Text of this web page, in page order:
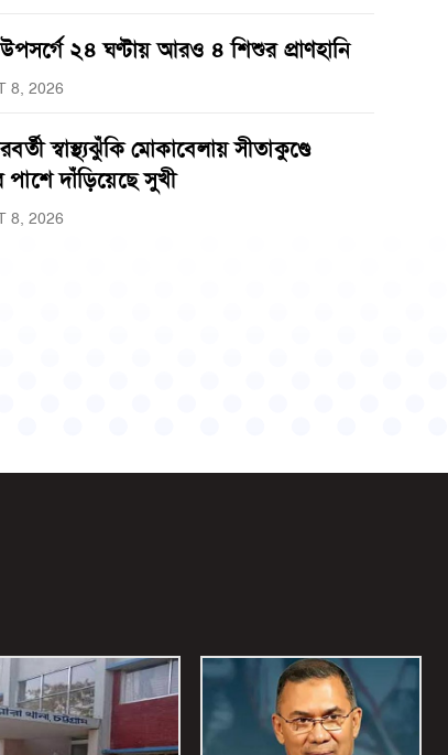
২৪ ঘণ্টায় আরও ৪ শিশুর প্রাণহানি
8, 2026
স্বাস্থ্যঝুঁকি মোকাবেলায় সীতাকুণ্ডে
পাশে দাঁড়িয়েছে সুখী
8, 2026